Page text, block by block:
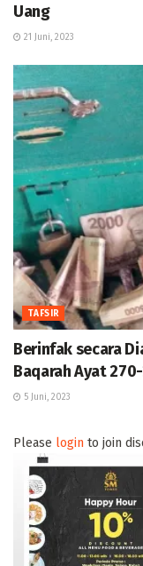
Uang
21 Juni, 2023
TAFSIR
Berinfak secara
Baqarah Ayat
5 Juni, 2023
Please login to join